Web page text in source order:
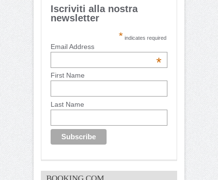
Iscriviti alla nostra
newsletter
* indicates required
Email Address
*
First Name
Last Name